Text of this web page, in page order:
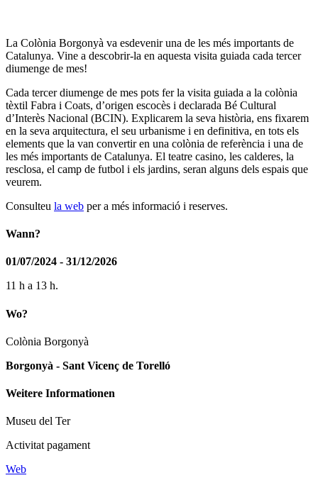
La Colònia Borgonyà va esdevenir una de les més importants de
Catalunya. Vine a descobrir-la en aquesta visita guiada cada tercer
diumenge de mes!
Cada tercer diumenge de mes pots fer la visita guiada a la colònia
tèxtil Fabra i Coats, d’origen escocès i declarada Bé Cultural
d’Interès Nacional (BCIN). Explicarem la seva història, ens fixarem
en la seva arquitectura, el seu urbanisme i en definitiva, en tots els
elements que la van convertir en una colònia de referència i una de
les més importants de Catalunya. El teatre casino, les calderes, la
resclosa, el camp de futbol i els jardins, seran alguns dels espais que
veurem.
Consulteu la web per a més informació i reserves.
Wann?
01/07/2024 - 31/12/2026
11 h a 13 h.
Wo?
Colònia Borgonyà
Borgonyà - Sant Vicenç de Torelló
Weitere Informationen
Museu del Ter
Activitat pagament
Web